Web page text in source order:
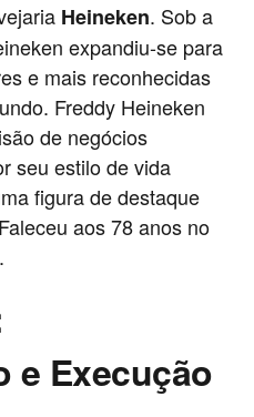
Heineken. Sob a
expandiu-se para
e mais reconhecidas
Freddy Heineken
de negócios
seu estilo de vida
figura de destaque
aos 78 anos no
e Execução